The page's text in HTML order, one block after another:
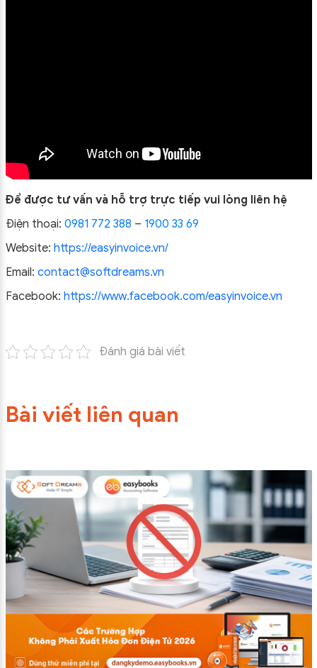
Để được tư vấn và hỗ trợ trực tiếp vui lòng liên hệ
Điện thoại: 0981 772 388 – 1900 33 69
Website: https://easyinvoice.vn/
Email: contact@softdreams.vn
Facebook: https://www.facebook.com/easyinvoice.vn
Đánh giá bài viết
Bài viết liên quan